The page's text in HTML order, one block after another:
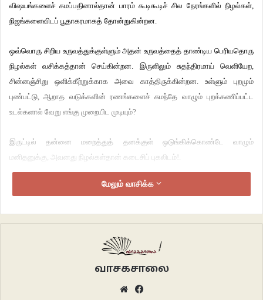
விஷயங்களைச் சுமப்பதினால்தான் பாரம் கூடிகூடிச் சில நேரங்களில் நிழல்கள்,
நிஜங்களைவிடப் பூதாகரமாகத் தோன்றுகின்றன.
ஒவ்வொரு சிறிய உருவத்துக்குள்ளும் அதன் உருவத்தைத் தாண்டிய பெரியதொரு
நிழல்கள் வசிக்கத்தான் செய்கின்றன. இருளிலும் சுதந்திரமாய் வெளியேற,
சின்னஞ்சிறு ஒளிக்கீற்றுக்காக அவை காத்திருக்கின்றன. உள்ளும் புறமும்
புண்பட்டு, ஆறாத வடுக்களின் ரணங்களைச் சுமந்தே வாழும் புறக்கணிப்பட்ட
உடல்களால் வேறு எங்கு முறையிட முடியும்?
இருட்டில் தன்னை மறைத்துத் தனக்குள் ஒடுங்கிக்கொண்டே வாழும்
மனிதனுக்கு, அவனது நிழல்கள்தான் கடைசிப் புகலிடம்!.
“சரிவா! கேமரா இல்லாம போட்டோ எடுத்துப்போம்” என்றாள் சிரித்தபடியே.
காற்றில் தனித்தனி உதிரிகளாய்ப் பறந்துகொண்டிருக்கும் கலைந்த தலைமுடியைச்
மேலும் வாசிக்க
வாசகசாலை
Website